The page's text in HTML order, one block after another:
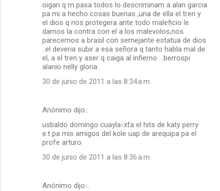
oigan q m pasa todos lo descriminam a alan garcia
pa mi a hecho cosas buenas ,una de ella el tren y
el dios q nos protegera ante todo maleficio le
damos la contra con el a los malevolos,nos
parecemos a brasil con semejante estatua de dios
..el deveria subir a esa señora q tanto habla mal de
el, a el tren y aser q caiga al infierno ...berrospi
alanio nelly gloria
30 de junio de 2011 a las 8:34 a.m.
Anónimo dijo…
usbaldo domingo cuayla-xfa el hits de katy perry
e.t pa mis amigos del kole uap de arequipa pa el
profe arturo
30 de junio de 2011 a las 8:36 a.m.
Anónimo dijo…